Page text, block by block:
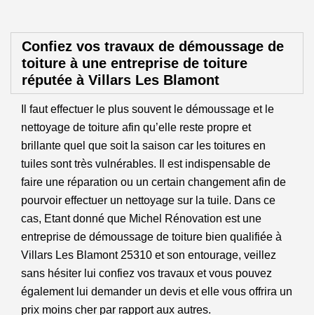
Confiez vos travaux de démoussage de
toiture à une entreprise de toiture
réputée à Villars Les Blamont
Il faut effectuer le plus souvent le démoussage et le
nettoyage de toiture afin qu’elle reste propre et
brillante quel que soit la saison car les toitures en
tuiles sont très vulnérables. Il est indispensable de
faire une réparation ou un certain changement afin de
pourvoir effectuer un nettoyage sur la tuile. Dans ce
cas, Etant donné que Michel Rénovation est une
entreprise de démoussage de toiture bien qualifiée à
Villars Les Blamont 25310 et son entourage, veillez
sans hésiter lui confiez vos travaux et vous pouvez
également lui demander un devis et elle vous offrira un
prix moins cher par rapport aux autres.